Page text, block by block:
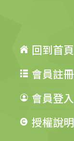
回到首頁
會員註冊
會員登入
授權說明